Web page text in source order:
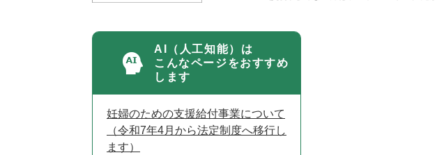
AI（人工知能）は
こんなページをおすすめ
します
妊婦のための支援給付事業について
（令和7年4月から法定制度へ移行し
ます）